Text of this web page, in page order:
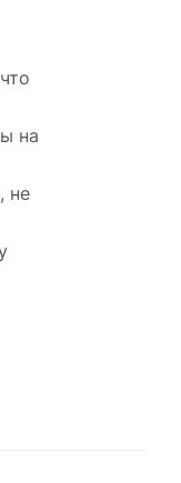
на
не